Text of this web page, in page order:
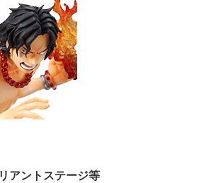
アントステージ等